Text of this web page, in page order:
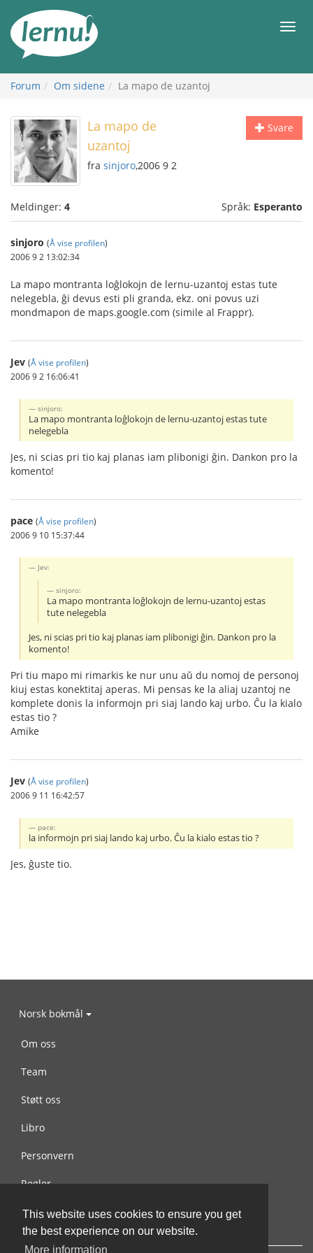
This website uses cookies to ensure you get
the best experience on our website.
More information
innholdet
Meny
Forum Om sidene La mapo de uzantoj
Svare
La mapo de
uzantoj
fra sinjoro,2006 9 2
Meldinger: 4 Språk: Esperanto
sinjoro (Å vise profilen)
2006 9 2 13:02:34
La mapo montranta loĝlokojn de lernu-uzantoj estas tute
nelegebla, ĝi devus esti pli granda, ekz. oni povus uzi
mondmapon de maps.google.com (simile al Frappr).
Jev (Å vise profilen)
2006 9 2 16:06:41
sinjoro:
La mapo montranta loĝlokojn de lernu-uzantoj estas tute
nelegebla
Jes, ni scias pri tio kaj planas iam plibonigi ĝin. Dankon pro la
komento!
pace (Å vise profilen)
2006 9 10 15:37:44
Jev:
sinjoro:
La mapo montranta loĝlokojn de lernu-uzantoj estas
tute nelegebla
Jes, ni scias pri tio kaj planas iam plibonigi ĝin. Dankon pro la
komento!
Pri tiu mapo mi rimarkis ke nur unu aŭ du nomoj de personoj
kiuj estas konektitaj aperas. Mi pensas ke la aliaj uzantoj ne
komplete donis la informojn pri siaj lando kaj urbo. Ĉu la kialo
estas tio ?
Amike
Jev (Å vise profilen)
2006 9 11 16:42:57
pace:
la informojn pri siaj lando kaj urbo. Ĉu la kialo estas tio ?
Jes, ĝuste tio.
Norsk bokmål
Om oss
Team
Støtt oss
Libro
Personvern
Regler
Kontakt oss